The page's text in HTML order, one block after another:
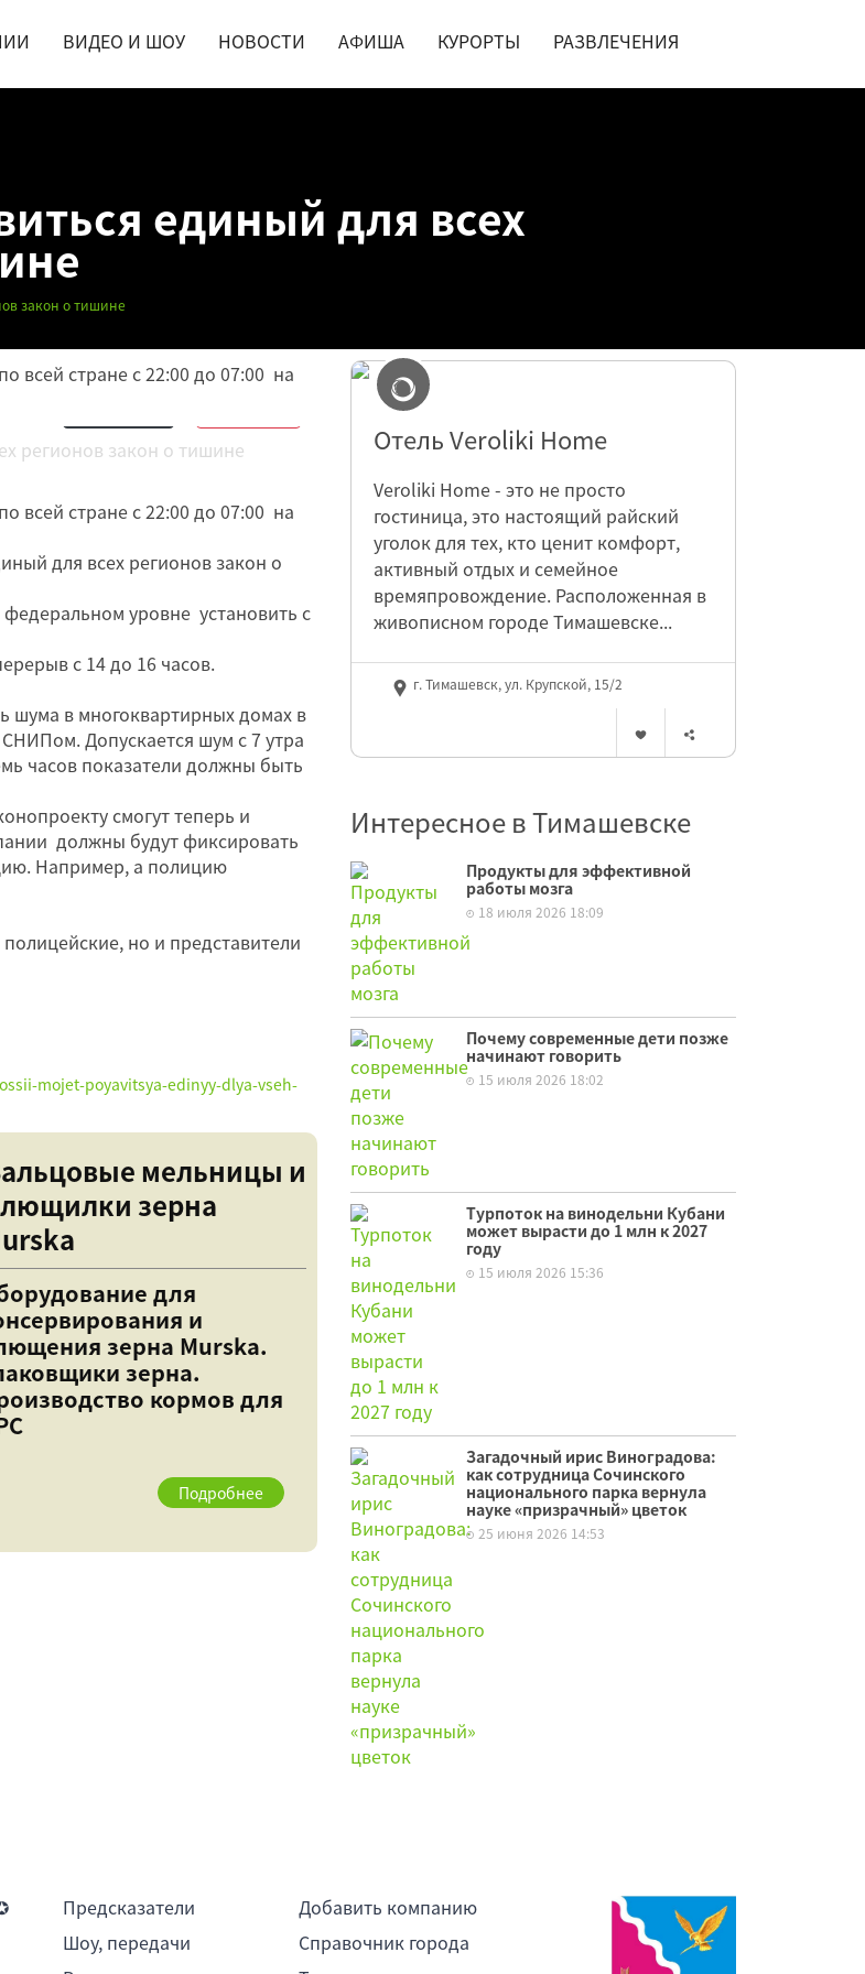
ВИДЕО И ШОУ НОВОСТИ АФИША КУРОРТЫ РАЗВЛЕЧЕНИЯ
единый для всех
закон о тишине
всей стране с 22:00 до 07:00 на
всей стране с 22:00 до 07:00 на
для всех регионов закон о
уровне установить с
с 14 до 16 часов.
шума в многоквартирных домах в
Допускается шум с 7 утра
часов показатели должны быть
смогут теперь и
должны будут фиксировать
Например, а полицию
но и представители
mojet-poyavitsya-edinyy-dlya-vseh-
мельницы и
зерна
для
и
зерна Murska.
зерна.
кормов для
Подробнее
Отель Veroliki Home
Veroliki Home - это не просто
гостиница, это настоящий райский
уголок для тех, кто ценит комфорт,
активный отдых и семейное
времяпровождение. Расположенная в
живописном городе Тимашевске...
г. Тимашевск, ул. Крупской, 15/2
Интересное в Тимашевске
Продукты для эффективной
работы мозга
18 июля 2026 18:09
Почему современные дети позже
начинают говорить
15 июля 2026 18:02
Турпоток на винодельни Кубани
может вырасти до 1 млн к 2027
году
15 июля 2026 15:36
Загадочный ирис Виноградова:
как сотрудница Сочинского
национального парка вернула
науке «призрачный» цветок
25 июня 2026 14:53
Предсказатели
Шоу, передачи
Добавить компанию
Справочник города